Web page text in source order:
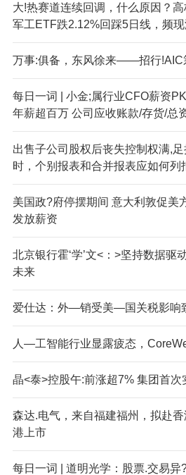
大!热赛道连续回调，什么原因？
军工ETF跌2.12%回踩5日线，频
万事:俱备，东风徐来——招行!AIC
每日一词 | 小金;属行业CFO薪资
年薪超百万 公司应收账款/存货/总
出售子公司股权后丧失控制权满,
时，个别报表和合并报表应如何列
美国政?府停摆期间 意大利敦促美
发放薪资
北京银行霍‘学’文<：>坚持数据驱
未来
爱仕达：外—销受美—国关税影响
人—工智能行业显露疲态，
晶<泰>控股午:前涨超7% 集团首次
森达.电气，来自福建福州，拟赴
港上市
每日一词 | 道明光学：股票.交易异